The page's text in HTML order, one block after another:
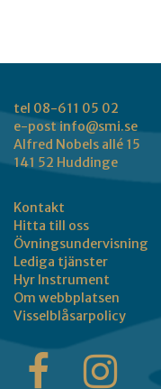
tel 08-611 05 02
e-postinfo@smi.se
Alfred Nobels allé 15
141 52 Huddinge
Kontakt
Hitta till oss
Övningsundervisning
Lediga tjänster
Hyr Instrument
Om webbplatsen
Visselblåsarpolicy